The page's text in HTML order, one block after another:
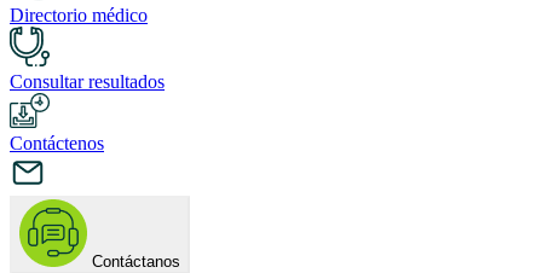
Directorio médico
Consultar resultados
Contáctenos
Contáctanos